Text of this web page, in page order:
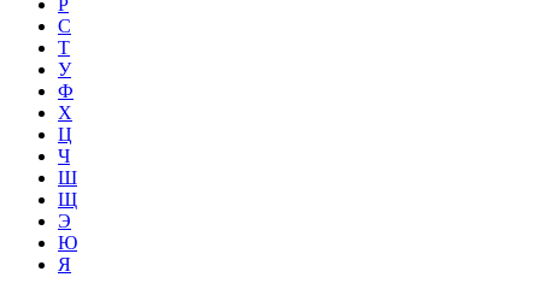
Р
С
Т
У
Ф
Х
Ц
Ч
Ш
Щ
Э
Ю
Я